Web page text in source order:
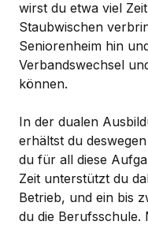
wirst du etwa viel
Staubwischen
Seniorenheim hin
Verbandswechsel
können.
In der dualen
erhältst du
du für all diese
Zeit unterstützt du
Betrieb, und ein bis
du die Berufsschule.